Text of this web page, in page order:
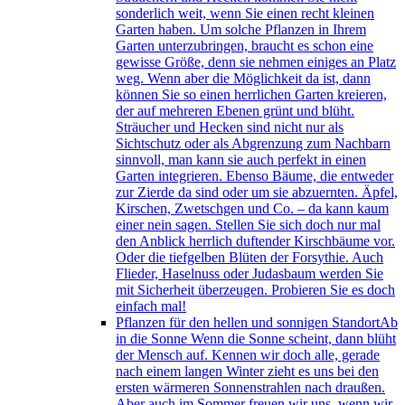
sonderlich weit, wenn Sie einen recht kleinen
Garten haben. Um solche Pflanzen in Ihrem
Garten unterzubringen, braucht es schon eine
gewisse Größe, denn sie nehmen einiges an Platz
weg. Wenn aber die Möglichkeit da ist, dann
können Sie so einen herrlichen Garten kreieren,
der auf mehreren Ebenen grünt und blüht.
Sträucher und Hecken sind nicht nur als
Sichtschutz oder als Abgrenzung zum Nachbarn
sinnvoll, man kann sie auch perfekt in einen
Garten integrieren. Ebenso Bäume, die entweder
zur Zierde da sind oder um sie abzuernten. Äpfel,
Kirschen, Zwetschgen und Co. – da kann kaum
einer nein sagen. Stellen Sie sich doch nur mal
den Anblick herrlich duftender Kirschbäume vor.
Oder die tiefgelben Blüten der Forsythie. Auch
Flieder, Haselnuss oder Judasbaum werden Sie
mit Sicherheit überzeugen. Probieren Sie es doch
einfach mal!
Pflanzen für den hellen und sonnigen StandortAb
in die Sonne Wenn die Sonne scheint, dann blüht
der Mensch auf. Kennen wir doch alle, gerade
nach einem langen Winter zieht es uns bei den
ersten wärmeren Sonnenstrahlen nach draußen.